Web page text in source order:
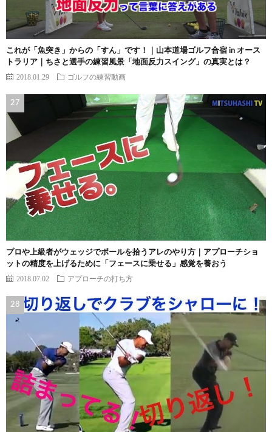
これが「魚突き」からの「すん」です！｜山本道場ゴルフ合宿 in オース
トラリア｜ちさと選手の練習風景「地面反力スイング」の真実とは？
2018.01.29 ゴルフの練習動画
プロや上級者がウェッジでボールを拾うアレのやり方｜アプローチショ
ットの精度を上げるために「フェースに乗せる」感覚を養おう
2018.07.02 アプローチの打ち方